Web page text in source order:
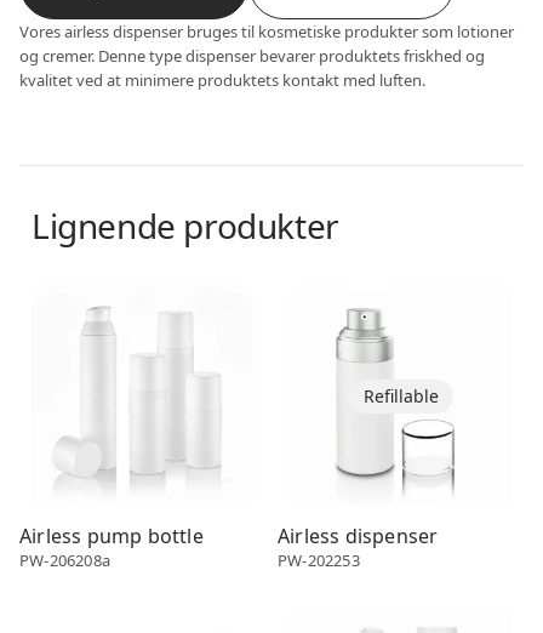
Vores airless dispenser bruges til kosmetiske produkter som lotioner
og cremer. Denne type dispenser bevarer produktets friskhed og
kvalitet ved at minimere produktets kontakt med luften.
Lignende produkter
Airless pump bottle
PW-206208a
Refillable
Airless dispenser
PW-202253